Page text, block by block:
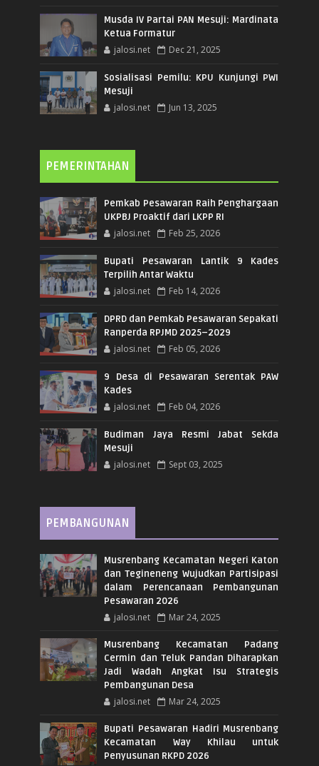
Musda IV Partai PAN Mesuji: Mardinata
Ketua Formatur
jalosi.net Dec 21, 2025
Sosialisasi Pemilu: KPU Kunjungi PWI
Mesuji
jalosi.net Jun 13, 2025
PEMERINTAHAN
Pemkab Pesawaran Raih Penghargaan
UKPBJ Proaktif dari LKPP RI
jalosi.net Feb 25, 2026
Bupati Pesawaran Lantik 9 Kades
Terpilih Antar Waktu
jalosi.net Feb 14, 2026
DPRD dan Pemkab Pesawaran Sepakati
Ranperda RPJMD 2025–2029
jalosi.net Feb 05, 2026
9 Desa di Pesawaran Serentak PAW
Kades
jalosi.net Feb 04, 2026
Budiman Jaya Resmi Jabat Sekda
Mesuji
jalosi.net Sept 03, 2025
PEMBANGUNAN
Musrenbang Kecamatan Negeri Katon
dan Tegineneng Wujudkan Partisipasi
dalam Perencanaan Pembangunan
Pesawaran 2026
jalosi.net Mar 24, 2025
Musrenbang Kecamatan Padang
Cermin dan Teluk Pandan Diharapkan
Jadi Wadah Angkat Isu Strategis
Pembangunan Desa
jalosi.net Mar 24, 2025
Bupati Pesawaran Hadiri Musrenbang
Kecamatan Way Khilau untuk
Penyusunan RKPD 2026